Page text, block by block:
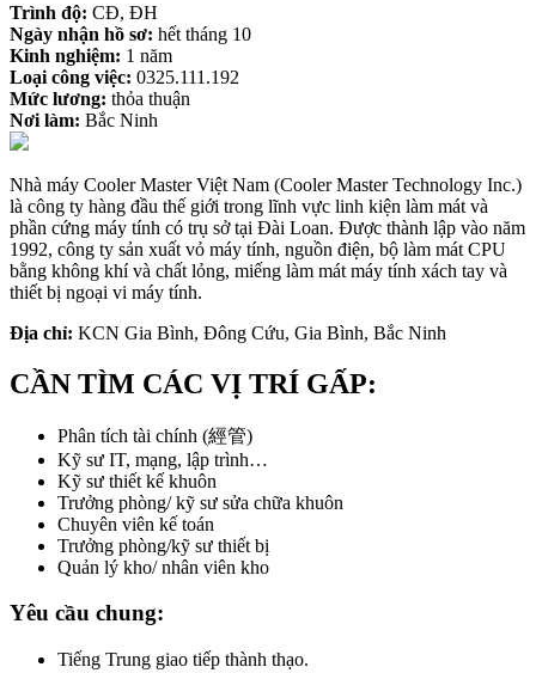
Trình độ: CĐ, ĐH
Ngày nhận hồ sơ: hết tháng 10
Kinh nghiệm: 1 năm
Loại công việc: 0325.111.192
Mức lương: thỏa thuận
Nơi làm: Bắc Ninh
Nhà máy Cooler Master Việt Nam (Cooler Master Technology Inc.)
là công ty hàng đầu thế giới trong lĩnh vực linh kiện làm mát và
phần cứng máy tính có trụ sở tại Đài Loan. Được thành lập vào năm
1992, công ty sản xuất vỏ máy tính, nguồn điện, bộ làm mát CPU
bằng không khí và chất lỏng, miếng làm mát máy tính xách tay và
thiết bị ngoại vi máy tính.
Địa chỉ: KCN Gia Bình, Đông Cứu, Gia Bình, Bắc Ninh
CẦN TÌM CÁC VỊ TRÍ GẤP:
Phân tích tài chính (經管)
Kỹ sư IT, mạng, lập trình…
Kỹ sư thiết kế khuôn
Trưởng phòng/ kỹ sư sửa chữa khuôn
Chuyên viên kế toán
Trưởng phòng/kỹ sư thiết bị
Quản lý kho/ nhân viên kho
Yêu cầu chung:
Tiếng Trung giao tiếp thành thạo.